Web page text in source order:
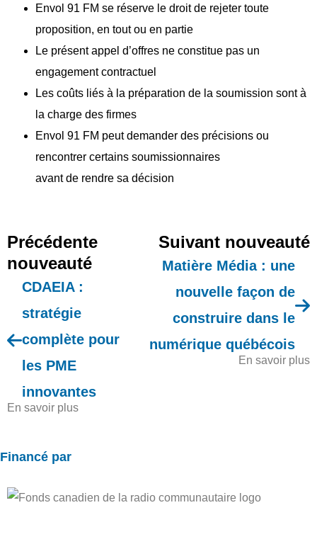
Envol 91 FM se réserve le droit de rejeter toute
proposition, en tout ou en partie
Le présent appel d’offres ne constitue pas un
engagement contractuel
Les coûts liés à la préparation de la soumission sont à
la charge des firmes
Envol 91 FM peut demander des précisions ou
rencontrer certains soumissionnaires
avant de rendre sa décision
Précédente
nouveauté
CDAEIA :
stratégie
complète pour
les PME
innovantes
En savoir plus
Suivant nouveauté
Matière Média : une
nouvelle façon de
construire dans le
numérique québécois
En savoir plus
Financé par